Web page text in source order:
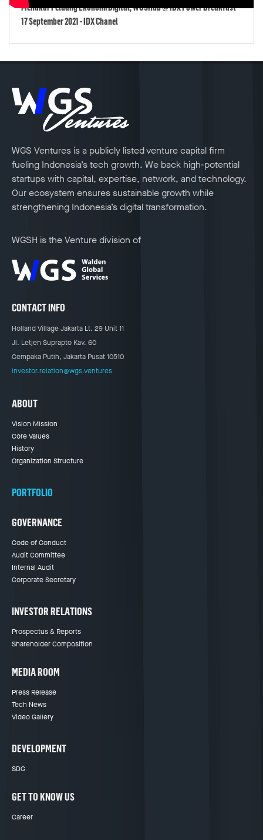
Menakar Peluang Ekonomi Digital, WGSHub @ IDX Power Breakfast
17 September 2021 - IDX Chanel
WGS Ventures is a publicly listed venture capital firm
fueling Indonesia’s tech growth. We back high-potential
startups with capital, expertise, network, and technology.
Our ecosystem ensures sustainable growth while
strengthening Indonesia’s digital transformation.
WGSH is the Venture division of
CONTACT INFO
Holland Village Jakarta Lt. 29 Unit 11
Jl. Letjen Suprapto Kav. 60
Cempaka Putih, Jakarta Pusat 10510
investor.relation@wgs.ventures
ABOUT
Vision Mission
Core Values
History
Organization Structure
PORTFOLIO
GOVERNANCE
Code of Conduct
Audit Committee
Internal Audit
Corporate Secretary
INVESTOR RELATIONS
Prospectus & Reports
Shareholder Composition
MEDIA ROOM
Press Release
Tech News
Video Gallery
DEVELOPMENT
SDG
GET TO KNOW US
Career